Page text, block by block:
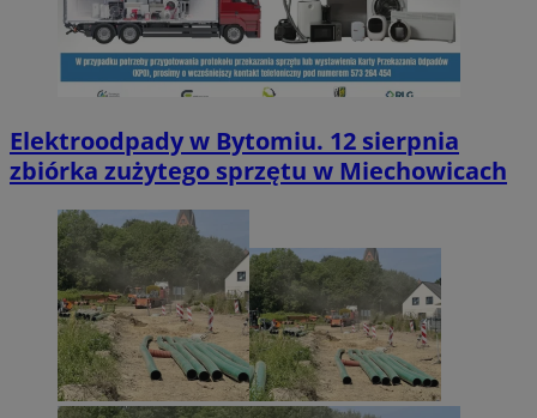
Elektroodpady w Bytomiu. 12 sierpnia
zbiórka zużytego sprzętu w Miechowicach